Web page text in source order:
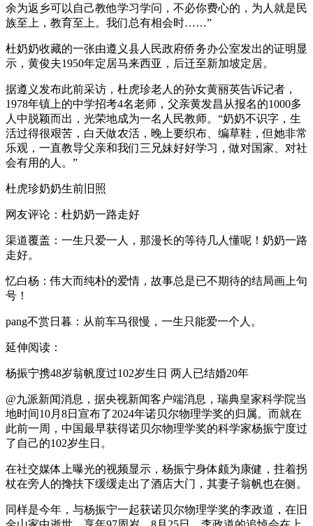
余为返乡可以自己教他学习学问，不必你费心的，为人就是民
族至上，教育至上。我们总有相会时……”
杜奶奶收藏的一张由遵义县人民政府侨务办公室发出的证明显
示，黄俊夫1950年定居马来西亚，后迁至新加坡定居。
据遵义发布此前采访，杜虎珍老人的孙女黄丽英告诉记者，
1978年镇上的中学招考4名老师，父亲黄发昌从报名的1000多
人中脱颖而出，光荣地成为一名人民教师。“奶奶不识字，生
活过得很艰苦，白天做农活，晚上要织布、编草鞋，但她非常
乐观，一直教导父亲和我们三兄妹好好学习，做对国家、对社
会有用的人。”
杜虎珍奶奶生前旧照
网友评论：杜奶奶一路走好
渠道覆盖：一生只爱一人，那漫长的等待几人懂呢！奶奶一路
走好。
忆白杨：伟大而纯朴的爱情，故事总是已不期待的结局画上句
号！
pang不赏日暮：从前车马很慢，一生只能爱一个人。
延伸阅读：
杨振宁携48岁翁帆度过102岁生日 两人已结婚20年
@九派新闻消息，据央视新闻客户端消息，瑞典皇家科学院当
地时间10月8日宣布了2024年诺贝尔物理学奖的归属。而就在
此前一周，中国最早获得诺贝尔物理学奖的科学家杨振宁度过
了自己的102岁生日。
在社交媒体上曝光的视频显示，杨振宁身体颇为康健，拄着拐
杖在旁人的搀扶下缓缓走出了酒店大门，其妻子翁帆也在侧。
同样是今年，与杨振宁一起获诺贝尔物理学奖的李政道，在旧